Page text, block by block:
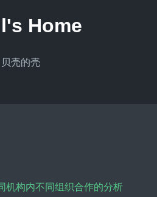
Home
贝壳的壳
构内不同组织合作的分析